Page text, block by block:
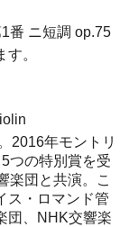
番 ニ短調 op.75
。
2016年モントリ
つの特別賞を受
楽団と共演。こ
ス・ロマンド管
団、NHK交響楽